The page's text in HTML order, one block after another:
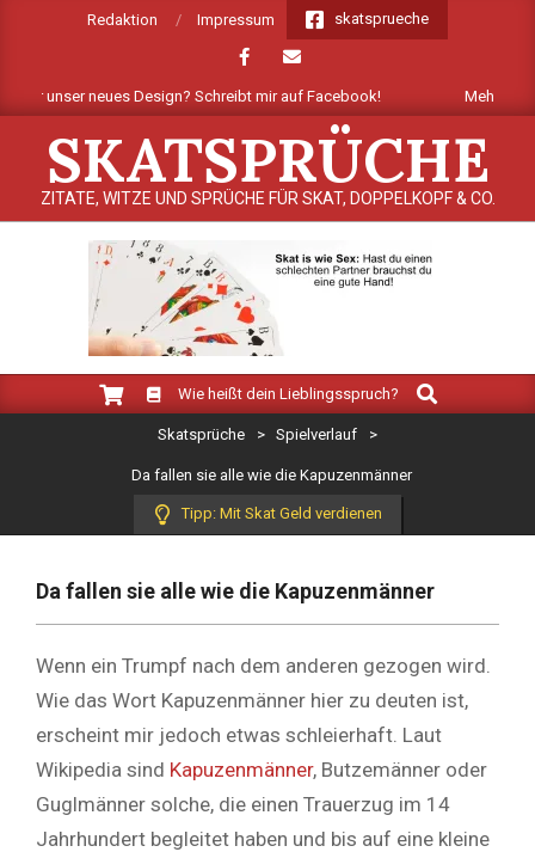
Redaktion Impressum skatsprueche
unser neues Design? Schreibt mir auf Facebook! Mehrere
SKATSPRÜCHE
ZITATE, WITZE UND SPRÜCHE FÜR SKAT, DOPPELKOPF & CO.
Navigation
Wie heißt dein Lieblingsspruch?
Search
Skatsprüche > Spielverlauf >
Da fallen sie alle wie die Kapuzenmänner
Tipp: Mit Skat Geld verdienen
Da fallen sie alle wie die Kapuzenmänner
Wenn ein Trumpf nach dem anderen gezogen wird.
Wie das Wort Kapuzenmänner hier zu deuten ist,
erscheint mir jedoch etwas schleierhaft. Laut
Wikipedia sind Kapuzenmänner, Butzemänner oder
Guglmänner solche, die einen Trauerzug im 14
Jahrhundert begleitet haben und bis auf eine kleine